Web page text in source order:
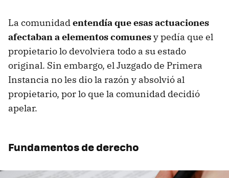
La comunidadentendía que esas actuaciones
afectaban a elementos comunesy pedía que el
propietario lo devolviera todo a su estado
original. Sin embargo, el Juzgado de Primera
Instancia no les dio la razón y absolvió al
propietario, por lo que la comunidad decidió
apelar.
Fundamentos de derecho